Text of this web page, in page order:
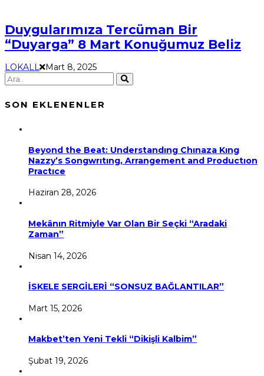
Duygularımıza Tercüman Bir
“Duyarga” 8 Mart Konuğumuz Beliz
LOKALL Mart 8, 2025
SON EKLENENLER
Beyond the Beat: Understandıng Chınaza Kıng
Nazzy’s Songwrıtıng, Arrangement and Productıon
Practıce
Haziran 28, 2026
Mekânın Ritmiyle Var Olan Bir Seçki “Aradaki
Zaman”
Nisan 14, 2026
İSKELE SERGİLERİ “SONSUZ BAĞLANTILAR”
Mart 15, 2026
Makbet’ten Yeni Tekli “Dikişli Kalbim”
Şubat 19, 2026